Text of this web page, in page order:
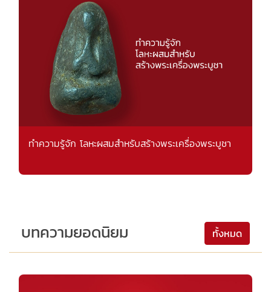
ทำความรู้จัก โลหะผสมสำหรับสร้างพระเครื่องพระบูชา
บทความยอดนิยม ทั้งหมด